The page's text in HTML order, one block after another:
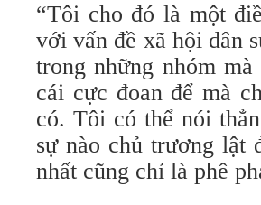
“Tôi cho đó là một
với vấn đề xã hội dân
trong những nhóm
cái cực đoan để mà
có. Tôi có thể nói
sự nào chủ trương lật
nhất cũng chỉ là phê